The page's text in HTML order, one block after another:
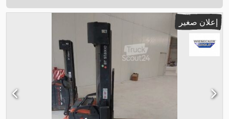
إعلان صغير